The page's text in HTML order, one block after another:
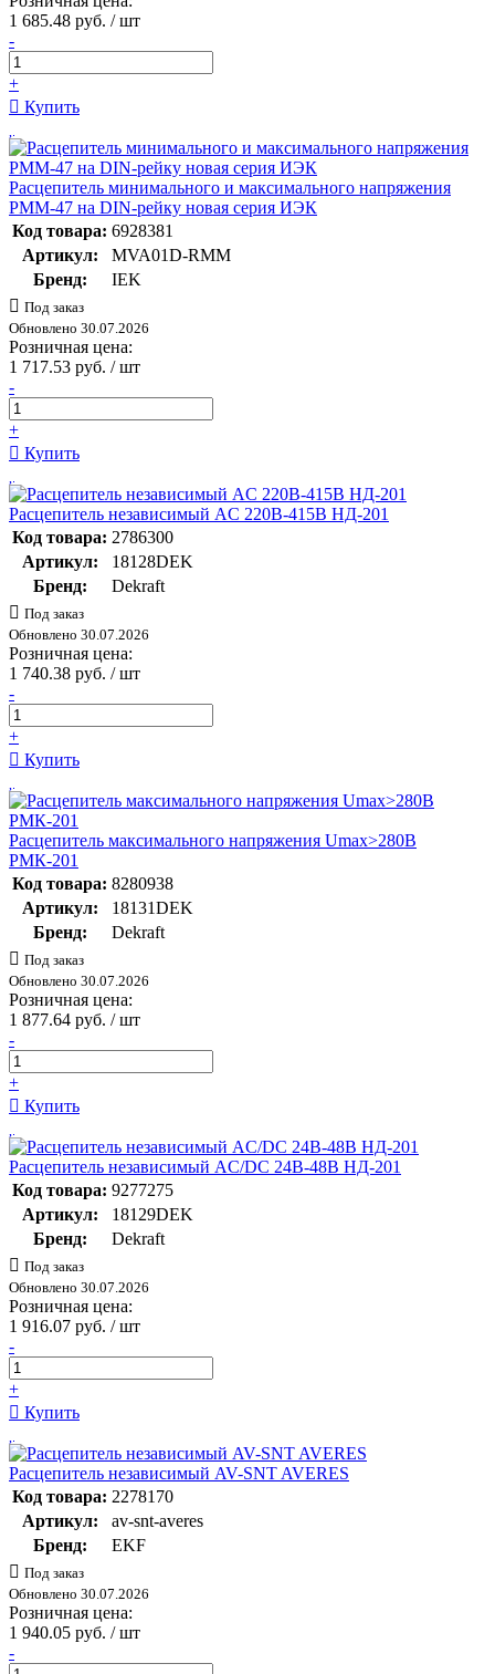
1 685.48 руб. / шт
-
+
Купить
Расцепитель минимального и максимального напряжения
РММ-47 на DIN-рейку новая серия ИЭК
Код товара: 6928381
Артикул:
MVA01D-RMM
Бренд:
IEK
Под заказ
Обновлено 30.07.2026
Розничная цена:
1 717.53 руб. / шт
-
+
Купить
Расцепитель независимый AC 220В-415В НД-201
Код товара: 2786300
Артикул:
18128DEK
Бренд:
Dekraft
Под заказ
Обновлено 30.07.2026
Розничная цена:
1 740.38 руб. / шт
-
+
Купить
Расцепитель максимального напряжения Umax>280В
РМК-201
Код товара: 8280938
Артикул:
18131DEK
Бренд:
Dekraft
Под заказ
Обновлено 30.07.2026
Розничная цена:
1 877.64 руб. / шт
-
+
Купить
Расцепитель независимый AC/DC 24В-48В НД-201
Код товара: 9277275
Артикул:
18129DEK
Бренд:
Dekraft
Под заказ
Обновлено 30.07.2026
Розничная цена:
1 916.07 руб. / шт
-
+
Купить
Расцепитель независимый AV-SNT AVERES
Код товара: 2278170
Артикул:
av-snt-averes
Бренд:
EKF
Под заказ
Обновлено 30.07.2026
Розничная цена:
1 940.05 руб. / шт
-